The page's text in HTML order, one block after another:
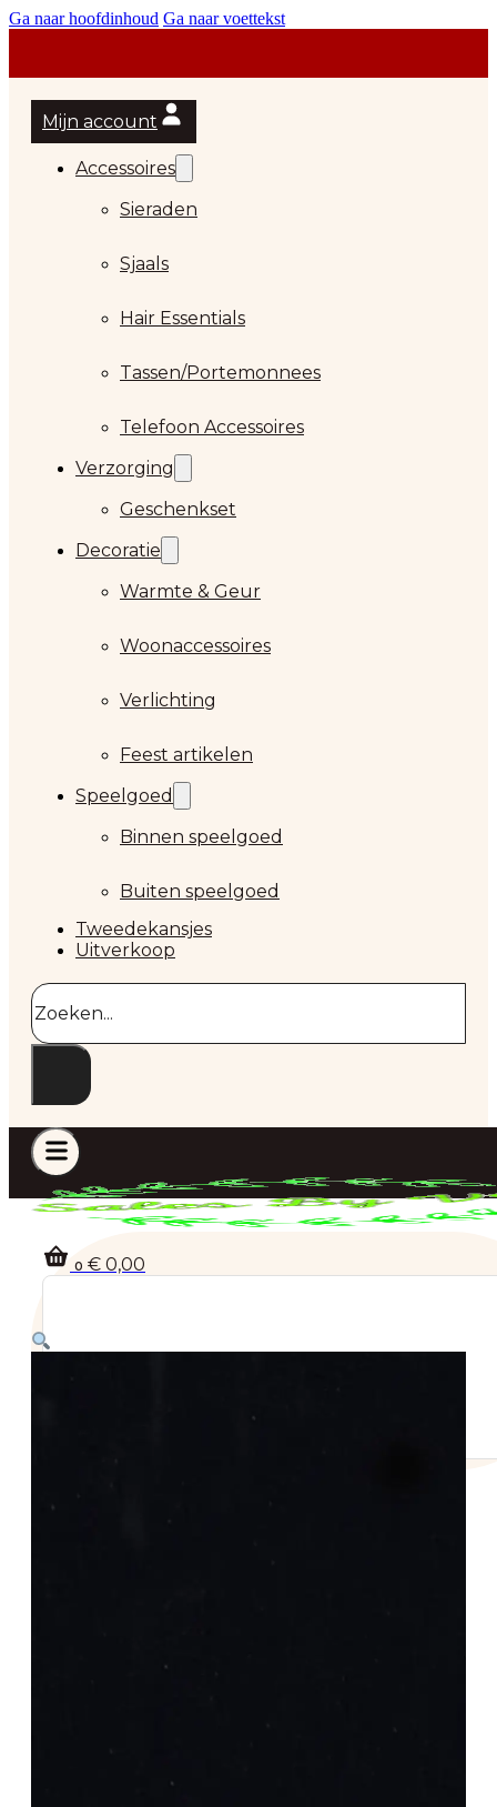
Ga naar hoofdinhoud Ga naar voettekst
Mijn account
Accessoires
Sieraden
Sjaals
Hair Essentials
Tassen/Portemonnees
Telefoon Accessoires
Verzorging
Geschenkset
Decoratie
Warmte & Geur
Woonaccessoires
Verlichting
Feest artikelen
Speelgoed
Binnen speelgoed
Buiten speelgoed
Tweedekansjes
Uitverkoop
Zoeken
0 € 0,00